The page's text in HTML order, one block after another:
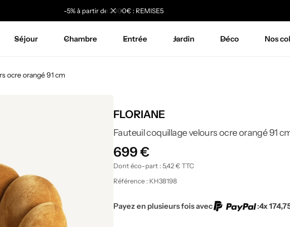
-5% à partir de 2000€ : REMISE5
Séjour Chambre Entrée Jardin Déco Nos
ocre orangé 91 cm
FLORIANE
Fauteuil coquillage velours ocre orangé 91
699€
Dont éco-part : 5,42 € TTC
Référence : KH38198
Payez en plusieurs fois avec :4x